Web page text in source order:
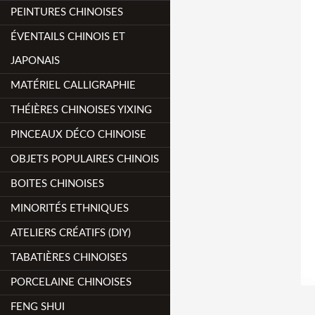
PEINTURES CHINOISES
ÉVENTAILS CHINOIS ET
JAPONAIS
MATÉRIEL CALLIGRAPHIE
THÉIÈRES CHINOISES YIXING
PINCEAUX DÉCO CHINOISE
OBJETS POPULAIRES CHINOIS
BOITES CHINOISES
MINORITÉS ETHNIQUES
ATELIERS CRÉATIFS (DIY)
TABATIÈRES CHINOISES
PORCELAINE CHINOISES
FENG SHUI